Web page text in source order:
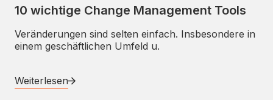
10 wichtige Change Management Tools
Veränderungen sind selten einfach. Insbesondere in
einem geschäftlichen Umfeld u.
Weiterlesen